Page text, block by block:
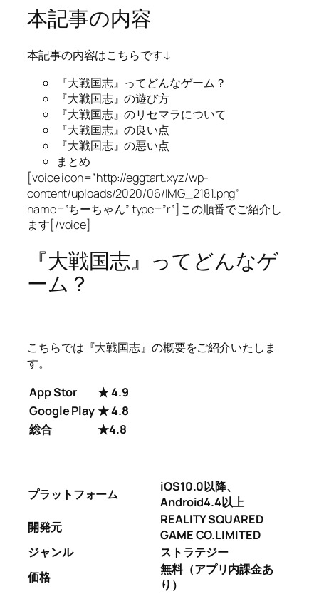
本記事の内容
本記事の内容はこちらです↓
『大戦国志』ってどんなゲーム？
『大戦国志』の遊び方
『大戦国志』のリセマラについて
『大戦国志』の良い点
『大戦国志』の悪い点
まとめ
[voice icon=”http://eggtart.xyz/wp-
content/uploads/2020/06/IMG_2181.png”
name=”ちーちゃん” type=”r”]この順番でご紹介し
ます[/voice]
『大戦国志』ってどんなゲ
ーム？
こちらでは『大戦国志』の概要をご紹介いたしま
す。
App Stor
★ 4.9
Google Play★ 4.8
総合
★4.8
プラットフォーム
iOS10.0以降、
Android4.4以上
開発元
REALITY SQUARED
GAME CO.LIMITED
ジャンル
ストラテジー
価格
無料（アプリ内課金あ
り）